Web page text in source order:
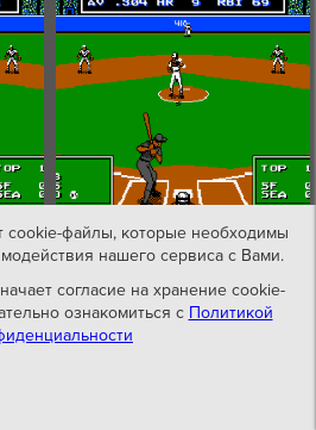
cookie-файлы, которые необходимы
нашего сервиса с Вами.
согласие на хранение cookie-
ознакомиться с Политикой